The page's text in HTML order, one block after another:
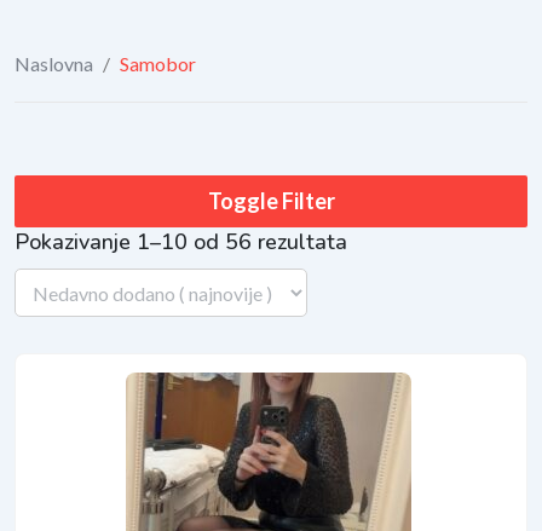
Naslovna / Samobor
Pokazivanje 1–10 od 56 rezultata
Toggle Filter